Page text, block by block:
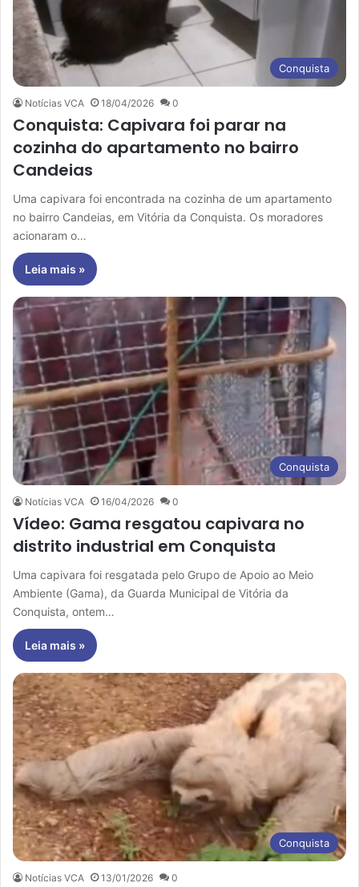
Conquista
Notícias VCA 18/04/2026 0
Conquista: Capivara foi parar na
cozinha do apartamento no bairro
Candeias
Uma capivara foi encontrada na cozinha de um apartamento
no bairro Candeias, em Vitória da Conquista. Os moradores
acionaram o…
Leia mais »
Conquista
Notícias VCA 16/04/2026 0
Vídeo: Gama resgatou capivara no
distrito industrial em Conquista
Uma capivara foi resgatada pelo Grupo de Apoio ao Meio
Ambiente (Gama), da Guarda Municipal de Vitória da
Conquista, ontem…
Leia mais »
Conquista
Notícias VCA 13/01/2026 0